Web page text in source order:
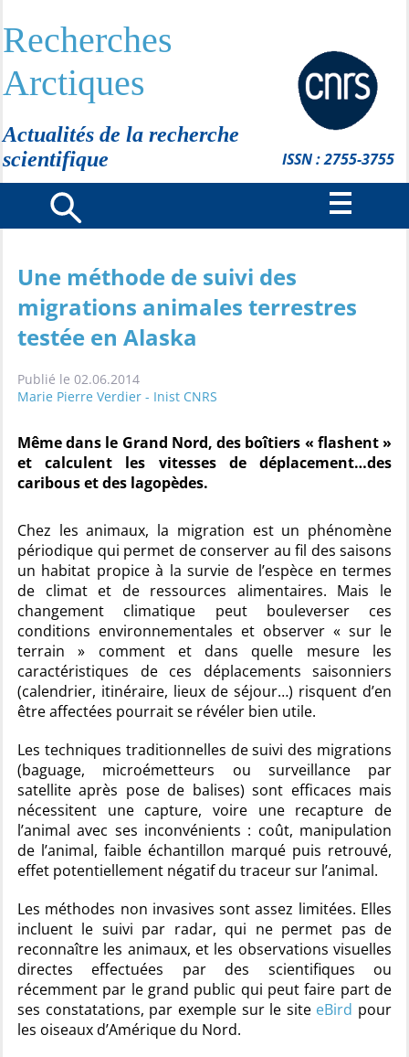
Recherches
Arctiques
Actualités de la recherche
scientifique
ISSN : 2755-3755
Une méthode de suivi des
migrations animales terrestres
testée en Alaska
Publié le 02.06.2014
Marie Pierre Verdier - Inist CNRS
Même dans le Grand Nord, des boîtiers « flashent »
et calculent les vitesses de déplacement…des
caribous et des lagopèdes.
Chez les animaux, la migration est un phénomène
périodique qui permet de conserver au fil des saisons
un habitat propice à la survie de l’espèce en termes
de climat et de ressources alimentaires. Mais le
changement climatique peut bouleverser ces
conditions environnementales et observer « sur le
terrain » comment et dans quelle mesure les
caractéristiques de ces déplacements saisonniers
(calendrier, itinéraire, lieux de séjour…) risquent d’en
être affectées pourrait se révéler bien utile.
Les techniques traditionnelles de suivi des migrations
(baguage, microémetteurs ou surveillance par
satellite après pose de balises) sont efficaces mais
nécessitent une capture, voire une recapture de
l’animal avec ses inconvénients : coût, manipulation
de l’animal, faible échantillon marqué puis retrouvé,
effet potentiellement négatif du traceur sur l’animal.
Les méthodes non invasives sont assez limitées. Elles
incluent le suivi par radar, qui ne permet pas de
reconnaître les animaux, et les observations visuelles
directes effectuées par des scientifiques ou
récemment par le grand public qui peut faire part de
ses constatations, par exemple sur le site eBird pour
les oiseaux d’Amérique du Nord.